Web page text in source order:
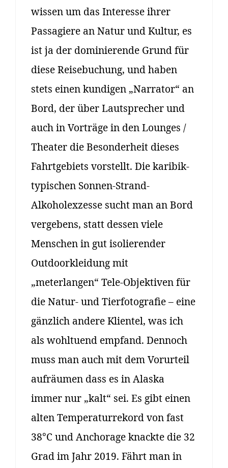
wissen um das Interesse ihrer
Passagiere an Natur und Kultur, es
ist ja der dominierende Grund für
diese Reisebuchung, und haben
stets einen kundigen „Narrator“ an
Bord, der über Lautsprecher und
auch in Vorträge in den Lounges /
Theater die Besonderheit dieses
Fahrtgebiets vorstellt. Die karibik-
typischen Sonnen-Strand-
Alkoholexzesse sucht man an Bord
vergebens, statt dessen viele
Menschen in gut isolierender
Outdoorkleidung mit
„meterlangen“ Tele-Objektiven für
die Natur- und Tierfotografie – eine
gänzlich andere Klientel, was ich
als wohltuend empfand. Dennoch
muss man auch mit dem Vorurteil
aufräumen dass es in Alaska
immer nur „kalt“ sei. Es gibt einen
alten Temperaturrekord von fast
38°C und Anchorage knackte die 32
Grad im Jahr 2019. Fährt man in